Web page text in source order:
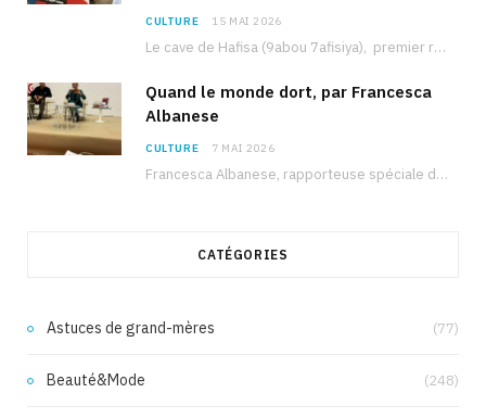
CULTURE 15 MAI 2026
Le cave de Hafisa (9abou 7afisiya), premier roman du journaliste tunisien Mohamed Amine Ben Hlel,…
Quand le monde dort, par Francesca
Albanese
CULTURE 7 MAI 2026
Francesca Albanese, rapporteuse spéciale de l’ONU sur les territoires palestiniens occupés, était à Tunis pour…
CATÉGORIES
Astuces de grand-mères (77)
Beauté&Mode (248)